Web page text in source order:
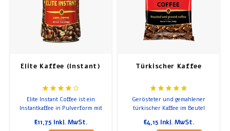
Frühstück und Mittagessen
Backen und Kochen
Elite Kaffee (Instant)
Elite Instant Coffee ist ein
Instantkaffee in Pulverform mit
aus ausgewählten
€11,75 Inkl. MwSt.
Türkischer Kaffee
Gerösteter und gemahlener
türkischer Kaffee im Beutel
€4,15 Inkl. MwSt.